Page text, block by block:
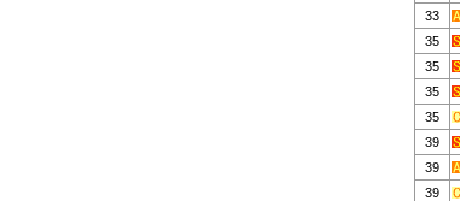
33
35
35
35
35
39
39
39